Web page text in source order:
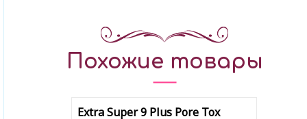
Похожие товары
Extra Super 9 Plus Pore Tox